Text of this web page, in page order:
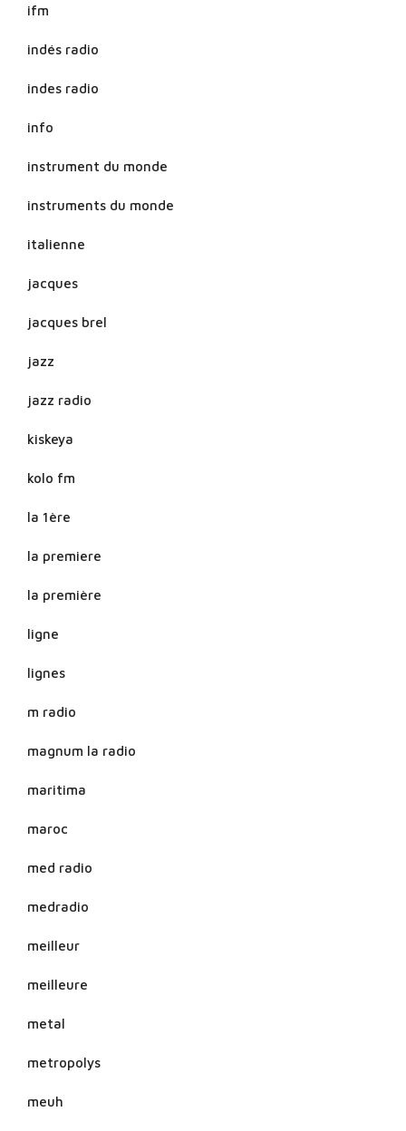
ifm
indés radio
indes radio
info
instrument du monde
instruments du monde
italienne
jacques
jacques brel
jazz
jazz radio
kiskeya
kolo fm
la 1ère
la premiere
la première
ligne
lignes
m radio
magnum la radio
maritima
maroc
med radio
medradio
meilleur
meilleure
metal
metropolys
meuh